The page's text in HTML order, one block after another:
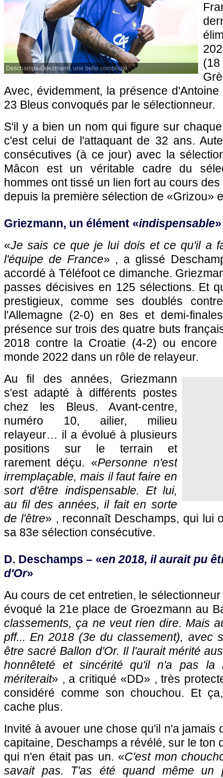
Deschamps-Griezmann, une belle complicité.
Avec, évidemment, la présence
23 Bleus convoqués par le sélectionneur.
S'il y a bien un nom qui figure sur
c'est celui de l'attaquant de 32 ans.
consécutives (à ce jour) avec la
Mâcon est un véritable cadre du
hommes ont tissé un lien fort au cours
depuis la première sélection de «Grizou»
Griezmann, un élément «indispensable»
«Je sais ce que je lui dois et ce qu'il a
l'équipe de France» , a glissé
accordé à Téléfoot ce dimanche.
passes décisives en 125 sélections. Et
prestigieux, comme ses doublés
l'Allemagne (2-0) en 8es et demi-
présence sur trois des quatre buts
2018 contre la Croatie (4-2) ou
monde 2022 dans un rôle de relayeur.
Au fil des années, Griezmann
s'est adapté à différents postes
chez les Bleus. Avant-centre,
numéro 10, ailier, milieu
relayeur… il a évolué à plusieurs
positions sur le terrain et
rarement déçu. «Personne n'est
irremplaçable, mais il faut faire en
sort d'être indispensable. Et lui,
au fil des années, il fait en sorte
de l'être» , reconnaît Deschamps, qui lui
sa 83e sélection consécutive.
D. Deschamps – «en 2018, il aurait pu
d'Or»
Au cours de cet entretien, le
évoqué la 21e place de Groezmann au
classements, ça ne veut rien dire. Mais
pff... En 2018 (3e du classement), avec
être sacré Ballon d'Or. Il l'aurait mérité
honnêteté et sincérité qu'il n'a pas la
mériterait» , a critiqué «DD» , très
considéré comme son chouchou. Et
cache plus.
Invité à avouer une chose qu'il n'a jamais
capitaine, Deschamps a révélé, sur le ton
qui n'en était pas un. «C'est mon
savait pas. T'as été quand même un